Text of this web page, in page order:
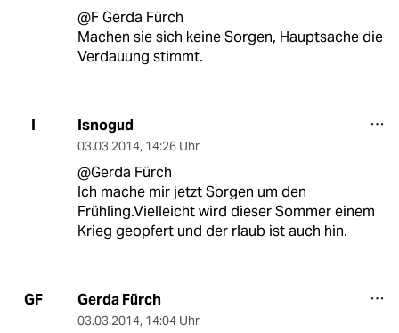
@F Gerda Fürch
Machen sie sich keine Sorgen, Hauptsache die
Verdauung stimmt.
I Isnogud
03.03.2014, 14:26 Uhr
@Gerda Fürch
Ich mache mir jetzt Sorgen um den
Frühling.Vielleicht wird dieser Sommer einem
Krieg geopfert und der rlaub ist auch hin.
GF Gerda Fürch
03.03.2014, 14:04 Uhr